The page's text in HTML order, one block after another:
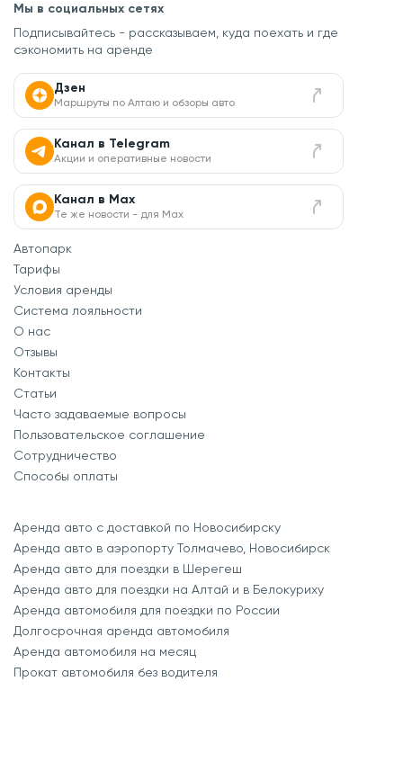
Мы в социальных сетях
Подписывайтесь - рассказываем, куда поехать и где
сэкономить на аренде
Дзен
Маршруты по Алтаю и обзоры авто
Канал в Telegram
Акции и оперативные новости
Канал в Max
Те же новости - для Max
Автопарк
Тарифы
Условия аренды
Система лояльности
О нас
Отзывы
Контакты
Статьи
Часто задаваемые вопросы
Пользовательское соглашение
Сотрудничество
Способы оплаты
Аренда авто с доставкой по Новосибирску
Аренда авто в аэропорту Толмачево, Новосибирск
Аренда авто для поездки в Шерегеш
Аренда авто для поездки на Алтай и в Белокуриху
Аренда автомобиля для поездки по России
Долгосрочная аренда автомобиля
Аренда автомобиля на месяц
Прокат автомобиля без водителя